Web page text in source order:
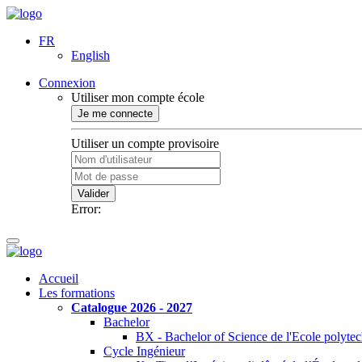
FR
English
Connexion
Utiliser mon compte école
Je me connecte
Utiliser un compte provisoire
Valider
Error:
Accueil
Les formations
Catalogue 2026 - 2027
Bachelor
BX - Bachelor of Science de l'Ecole
Cycle Ingénieur